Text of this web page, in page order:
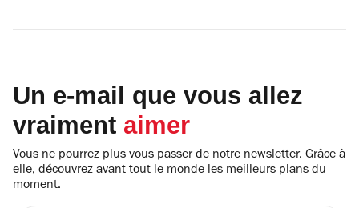
Un e-mail que vous allez
vraiment aimer
Vous ne pourrez plus vous passer de notre newsletter. Grâce à
elle, découvrez avant tout le monde les meilleurs plans du
moment.